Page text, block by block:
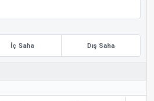
İç Saha Dış Saha